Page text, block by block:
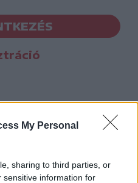
My Personal
sharing to third parties, or
sensitive information for